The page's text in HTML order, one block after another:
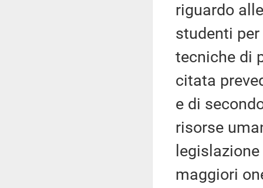
riguardo
studenti
tecniche di
citata
e di
risorse
maggiori